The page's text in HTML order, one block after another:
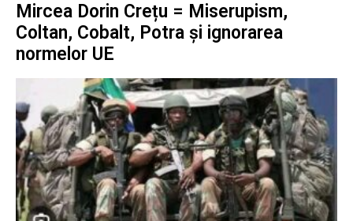
Mircea Dorin Crețu = Miserupism,
Coltan, Cobalt, Potra și ignorarea
normelor UE